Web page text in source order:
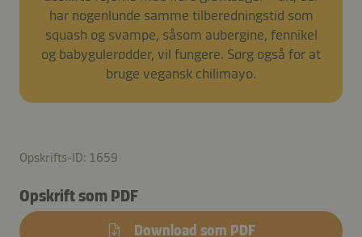
har nogenlunde samme tilberedningstid som
squash og svampe, såsom aubergine, fennikel
og babygulerødder, vil fungere. Sørg også for at
bruge vegansk chilimayo.
Opskrifts-ID: 1659
Opskrift som PDF
Download som PDF